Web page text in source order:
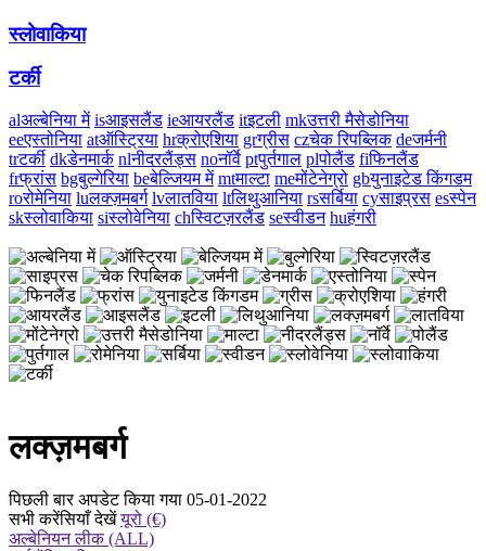
स्लोवाकिया
टर्की
alअल्बेनिया में isआइसलैंड ieआयरलैंड itइटली mkउत्तरी मैसेडोनिया
eeएस्तोनिया atऑस्ट्रिया hrक्रोएशिया grग्रीस czचेक रिपब्लिक deजर्मनी
trटर्की dkडेनमार्क nlनीदरलैंड्स noनॉर्वे ptपुर्तगाल plपोलैंड fiफिनलैंड
frफ्रांस bgबुल्गेरिया beबेल्जियम में mtमाल्टा meमोंटेनेग्रो gbयुनाइटेड किंगडम
roरोमेनिया luलक्ज़मबर्ग lvलातविया ltलिथुआनिया rsसर्बिया cyसाइप्रस esस्पेन
skस्लोवाकिया siस्लोवेनिया chस्विटज़रलैंड seस्वीडन huहंगरी
लक्ज़मबर्ग
पिछली बार अपडेट किया गया 05-01-2022
सभी करेंसियाँ देखेंयूरो (€)
अल्बेनियन लीक (ALL)